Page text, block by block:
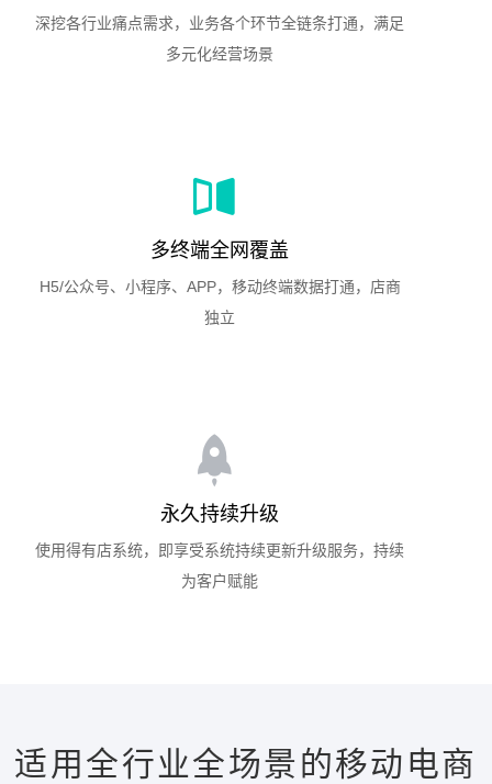
深挖各行业痛点需求，业务各个环节全链条打通，满足
多元化经营场景
多终端全网覆盖
H5/公众号、小程序、APP，移动终端数据打通，店商
独立
永久持续升级
使用得有店系统，即享受系统持续更新升级服务，持续
为客户赋能
适用全行业全场景的移动电商